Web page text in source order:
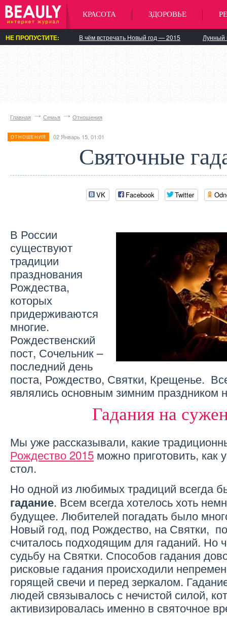
КРАСОТА ЗДОРОВЬЕ
НЕ ПРОПУСТИТЕ: В чём встречать Новый год — 2015 Лунный
Главная Семья Отношения
ОТНОШЕНИЯ 02 Январь 15, 01:01
Святочные
VK Facebook Twitter
В России
существуют
традиции
празднования
Рождества,
которых
придерживаются
многие.
Рождественский
пост, Сочельник –
последний день
поста, Рождество, Святки, Крещенье.
являлись основным зимним праздником
Гадания на
Мы уже рассказывали, какие
Рождество 2015 можно приготовить, как
стол.
Но одной из любимых традиций всегда
гадание. Всем всегда хотелось хоть
будущее. Любителей погадать было
Новый год, под Рождество, на Святки,
считалось подходящим для гаданий. Но
судьбу на Святки. Способов гадания
рисковые гадания происходили
горящей свечи и перед зеркалом.
людей связывалось с нечистой силой,
активизировалась именно в святочное